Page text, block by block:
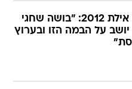
כנס אילת 2012: "בושה שחגי
יושב על הבמה הזו ובערוץ